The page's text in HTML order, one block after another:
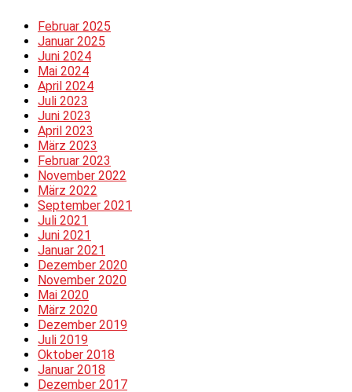
Februar 2025
Januar 2025
Juni 2024
Mai 2024
April 2024
Juli 2023
Juni 2023
April 2023
März 2023
Februar 2023
November 2022
März 2022
September 2021
Juli 2021
Juni 2021
Januar 2021
Dezember 2020
November 2020
Mai 2020
März 2020
Dezember 2019
Juli 2019
Oktober 2018
Januar 2018
Dezember 2017